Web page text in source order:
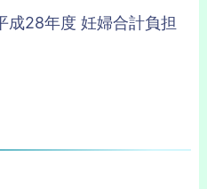
成28年度 妊婦合計負担